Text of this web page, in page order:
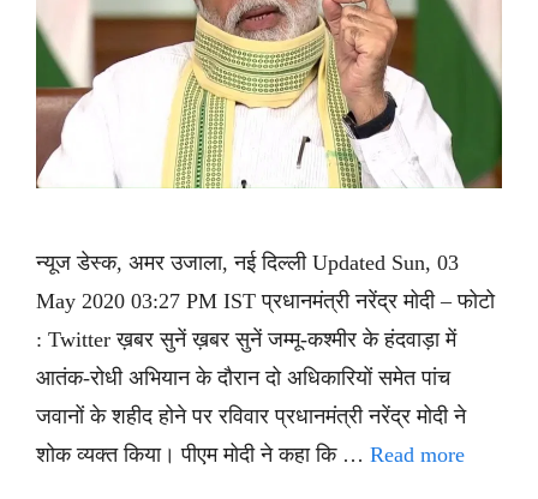
न्यूज डेस्क, अमर उजाला, नई दिल्ली Updated Sun, 03
May 2020 03:27 PM IST प्रधानमंत्री नरेंद्र मोदी – फोटो
: Twitter ख़बर सुनें ख़बर सुनें जम्मू-कश्मीर के हंदवाड़ा में
आतंक-रोधी अभियान के दौरान दो अधिकारियों समेत पांच
जवानों के शहीद होने पर रविवार प्रधानमंत्री नरेंद्र मोदी ने
शोक व्यक्त किया। पीएम मोदी ने कहा कि … Read more